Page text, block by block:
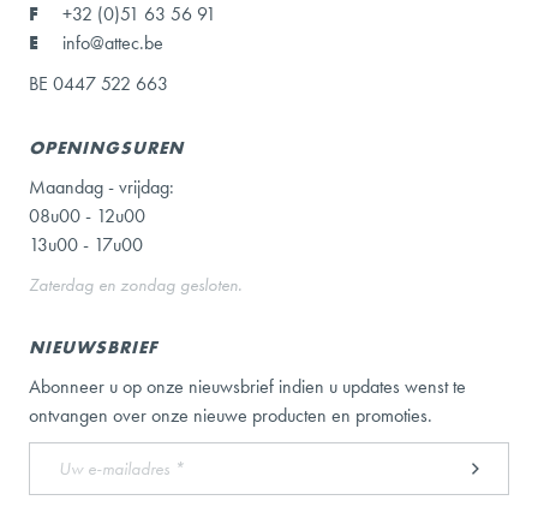
F
+32 (0)51 63 56 91
E
info@attec.be
BE 0447 522 663
OPENINGSUREN
Maandag - vrijdag:
08u00 - 12u00
13u00 - 17u00
Zaterdag en zondag gesloten.
NIEUWSBRIEF
Abonneer u op onze nieuwsbrief indien u updates wenst te
ontvangen over onze nieuwe producten en promoties.